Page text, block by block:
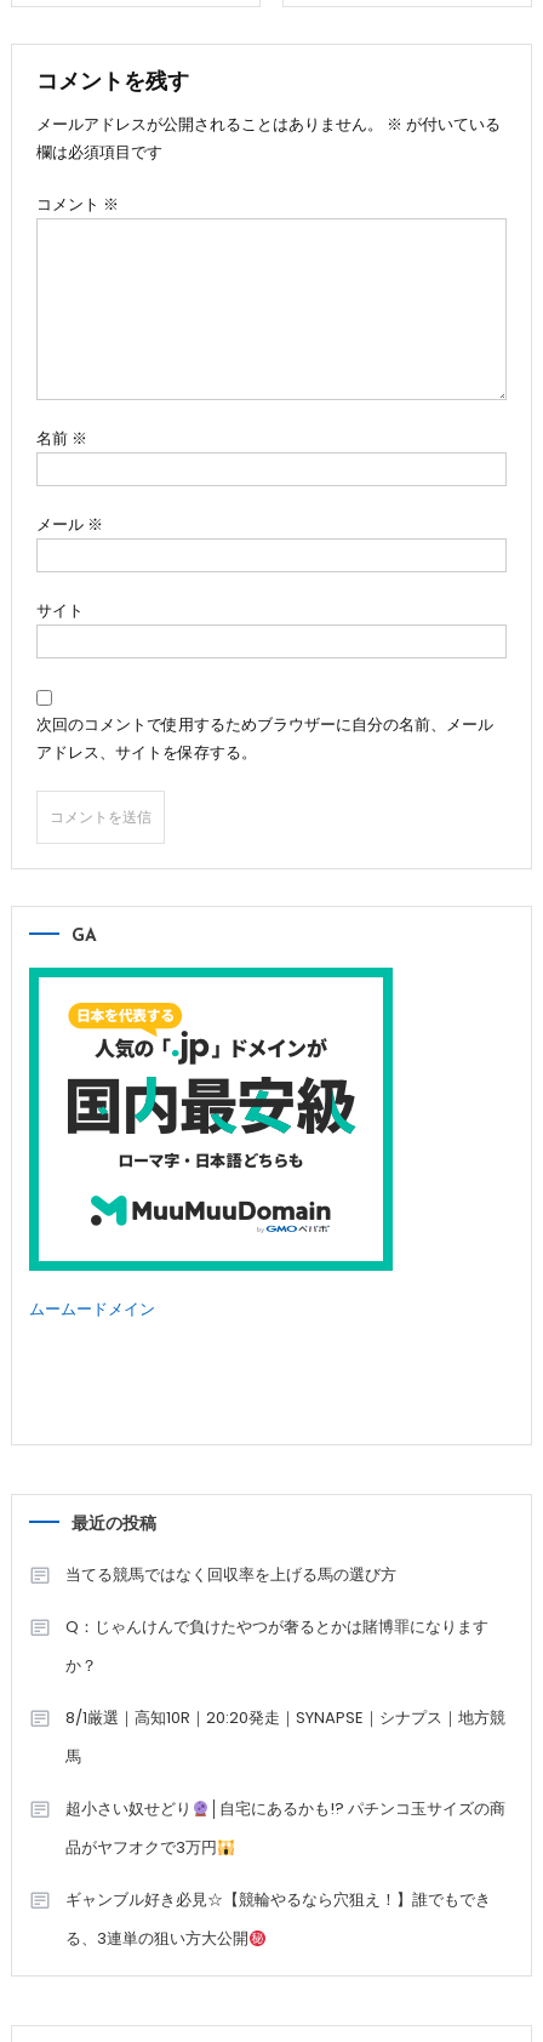
稿
ナ
ビ
ゲ
コメントを残す
メールアドレスが公開されることはありません。
※ が付いている
欄は必須項目です
コメント ※
名前 ※
メール ※
サイト
次回のコメントで使用するためブラウザーに自分の名前、メール
アドレス、サイトを保存する。
GA
ムームードメイン
最近の投稿
当てる競馬ではなく回収率を上げる馬の選び方
Q：じゃんけんで負けたやつが奢るとかは賭博罪になります
か？
8/1厳選｜高知10R｜20:20発走｜SYNAPSE｜シナプス｜地方競
馬
超小さい奴せどり
│自宅にあるかも!? パチンコ玉サイズの商
品がヤフオクで3万円
ギャンブル好き必見☆【競輪やるなら穴狙え！】誰でもでき
る、3連単の狙い方大公開